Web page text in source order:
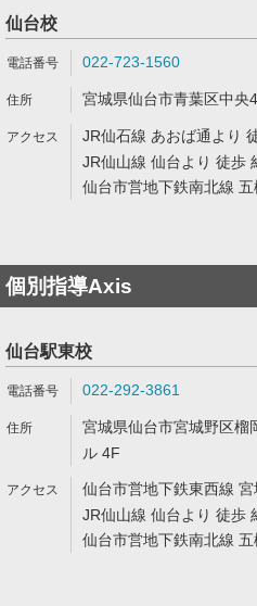
仙台校
022-723-1560
宮城県仙台市青葉区中央
JR仙石線 あおば通より
JR仙山線 仙台より 徒歩
仙台市営地下鉄南北線
個別指導Axis
仙台駅東校
022-292-3861
宮城県仙台市宮城野区榴
ル 4F
仙台市営地下鉄東西線
JR仙山線 仙台より 徒歩
仙台市営地下鉄南北線